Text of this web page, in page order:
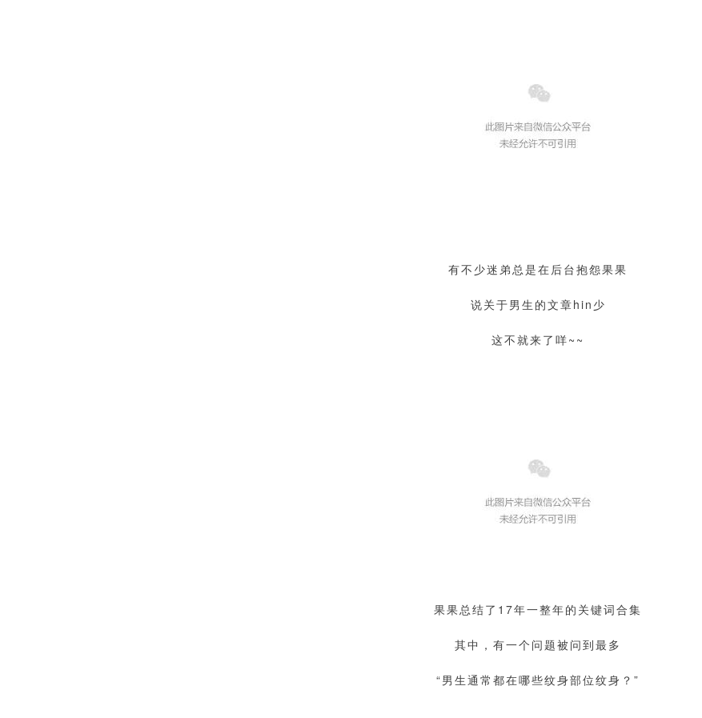
有不少迷弟总是在后台抱怨果果
说关于男生的文章hin少
这不就来了咩~~
果果总结了17年一整年的关键词合集
其中，有一个问题被问到最多
“男生通常都在哪些纹身部位纹身？”